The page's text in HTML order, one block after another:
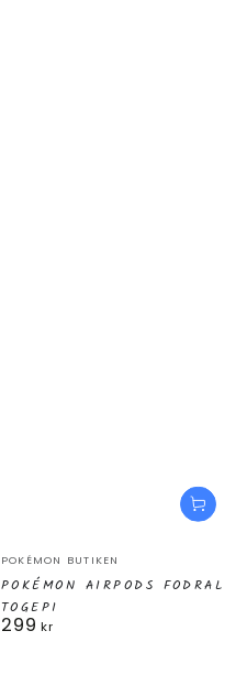
Säljare:
POKÉMON BUTIKEN
POKÉMON AIRPODS FODRAL
TOGEPI
Ordinarie
299 kr